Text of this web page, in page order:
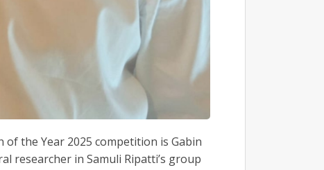
the Year 2025 competition is Gabin
researcher in Samuli Ripatti’s group